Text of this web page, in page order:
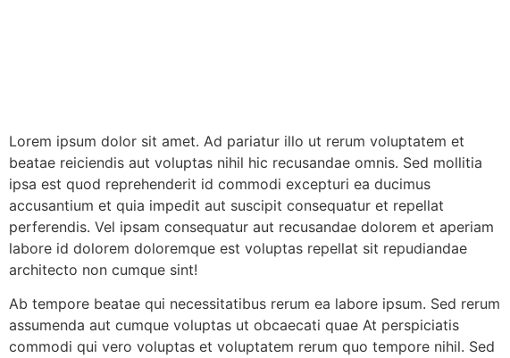
Lorem ipsum dolor sit amet. Ad pariatur illo ut rerum voluptatem et
beatae reiciendis aut voluptas nihil hic recusandae omnis. Sed mollitia
ipsa est quod reprehenderit id commodi excepturi ea ducimus
accusantium et quia impedit aut suscipit consequatur et repellat
perferendis. Vel ipsam consequatur aut recusandae dolorem et aperiam
labore id dolorem doloremque est voluptas repellat sit repudiandae
architecto non cumque sint!
Ab tempore beatae qui necessitatibus rerum ea labore ipsum. Sed rerum
assumenda aut cumque voluptas ut obcaecati quae At perspiciatis
commodi qui vero voluptas et voluptatem rerum quo tempore nihil. Sed